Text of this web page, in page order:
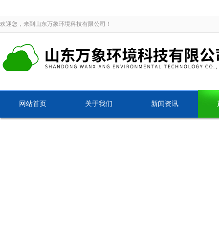
欢迎您，来到山东万象环境科技有限公司！
网站首页 关于我们 新闻资讯